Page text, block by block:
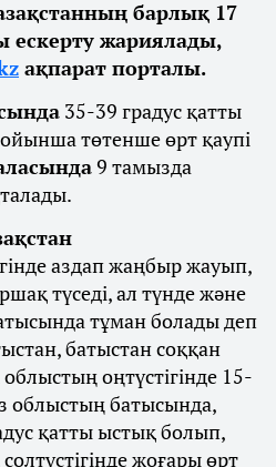
барлық 17
жариялады,
ақпарат порталы.
35-39 градус қатты
төтенше өрт қаупі
9 тамызда
аздап жаңбыр жауып,
түседі, ал түнде және
тұман болады деп
батыстан соққан
облыстың оңтүстігінде 15-
облыстың батысында,
қатты ыстық болып,
жоғары өрт